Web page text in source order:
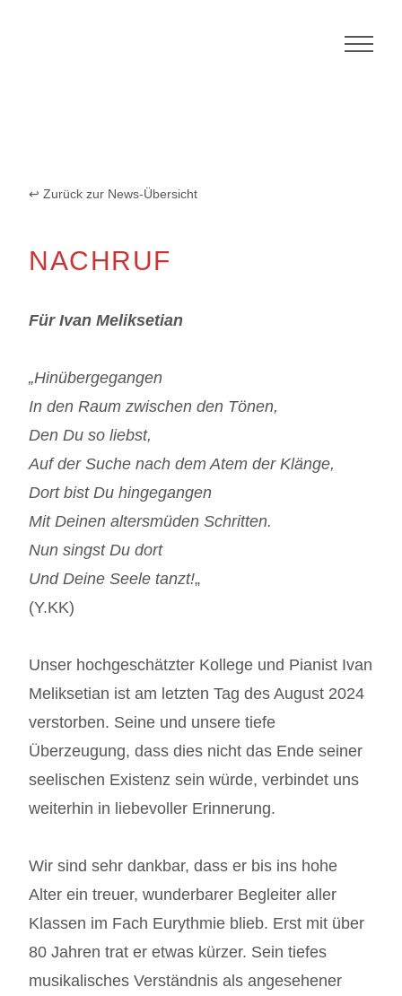
Zurück zur News-Übersicht
NACHRUF
Für Ivan Meliksetian
„Hinübergegangen
In den Raum zwischen den Tönen,
Den Du so liebst,
Auf der Suche nach dem Atem der Klänge,
Dort bist Du hingegangen
Mit Deinen altersmüden Schritten.
Nun singst Du dort
Und Deine Seele tanzt!„
(Y.KK)
Unser hochgeschätzter Kollege und Pianist Ivan
Meliksetian ist am letzten Tag des August 2024
verstorben. Seine und unsere tiefe
Überzeugung, dass dies nicht das Ende seiner
seelischen Existenz sein würde, verbindet uns
weiterhin in liebevoller Erinnerung.
Wir sind sehr dankbar, dass er bis ins hohe
Alter ein treuer, wunderbarer Begleiter aller
Klassen im Fach Eurythmie blieb. Erst mit über
80 Jahren trat er etwas kürzer. Sein tiefes
musikalisches Verständnis als angesehener